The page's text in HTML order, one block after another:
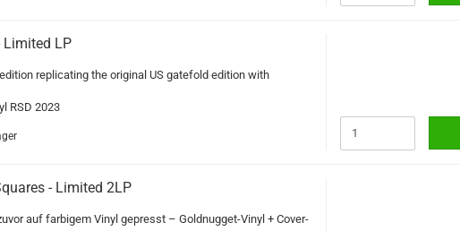
Limited LP
replicating the original US gatefold edition with
RSD 2023
- Limited 2LP
auf farbigem Vinyl gepresst – Goldnugget-Vinyl + Cover-